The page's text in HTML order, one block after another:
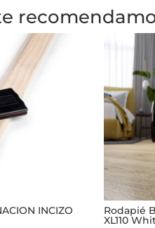
INCIZO Rodapié
XL110